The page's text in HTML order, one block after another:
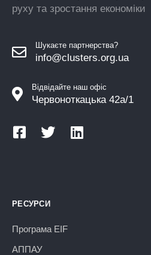
руху та зростання економіки
Шукаєте партнерства?
info@clusters.org.ua
Відвідайте наш офіс
Червоноткацька 42а/1
РЕСУРСИ
Програма EIF
АППАУ